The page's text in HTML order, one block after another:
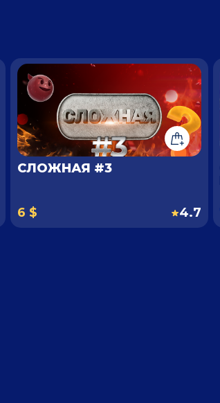
СЛОЖНАЯ #3
6 $ 4.7